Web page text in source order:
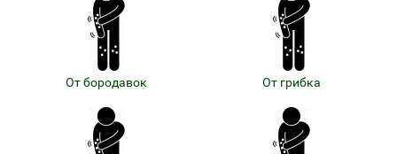
От бородавок От грибка